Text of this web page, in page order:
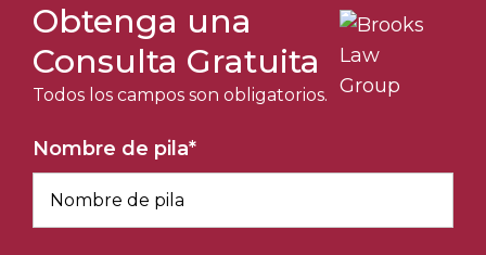
Obtenga una
Consulta Gratuita
Todos los campos son obligatorios.
Nombre de pila*